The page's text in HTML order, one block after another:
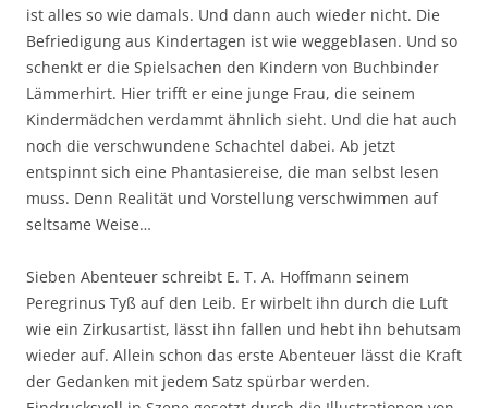
ist alles so wie damals. Und dann auch wieder nicht. Die
Befriedigung aus Kindertagen ist wie weggeblasen. Und so
schenkt er die Spielsachen den Kindern von Buchbinder
Lämmerhirt. Hier trifft er eine junge Frau, die seinem
Kindermädchen verdammt ähnlich sieht. Und die hat auch
noch die verschwundene Schachtel dabei. Ab jetzt
entspinnt sich eine Phantasiereise, die man selbst lesen
muss. Denn Realität und Vorstellung verschwimmen auf
seltsame Weise…
Sieben Abenteuer schreibt E. T. A. Hoffmann seinem
Peregrinus Tyß auf den Leib. Er wirbelt ihn durch die Luft
wie ein Zirkusartist, lässt ihn fallen und hebt ihn behutsam
wieder auf. Allein schon das erste Abenteuer lässt die Kraft
der Gedanken mit jedem Satz spürbar werden.